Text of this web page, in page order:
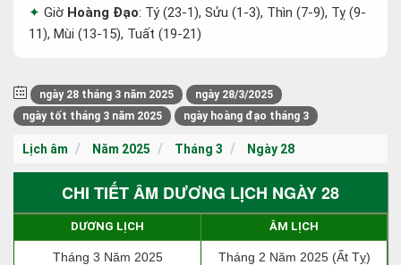
Giờ Hoàng Đạo: Tý (23-1), Sửu (1-3), Thìn (7-9), Tỵ (9-
11), Mùi (13-15), Tuất (19-21)
ngày 28 tháng 3 năm 2025
ngày 28/3/2025
ngày tốt tháng 3 năm 2025
ngày hoàng đạo tháng 3
Lịch âm Năm 2025 Tháng 3 Ngày 28
CHI TIẾT ÂM DƯƠNG LỊCH NGÀY 28
DƯƠNG LỊCH ÂM LỊCH
Tháng 3 Năm 2025 Tháng 2 Năm 2025 (Ất Tỵ)